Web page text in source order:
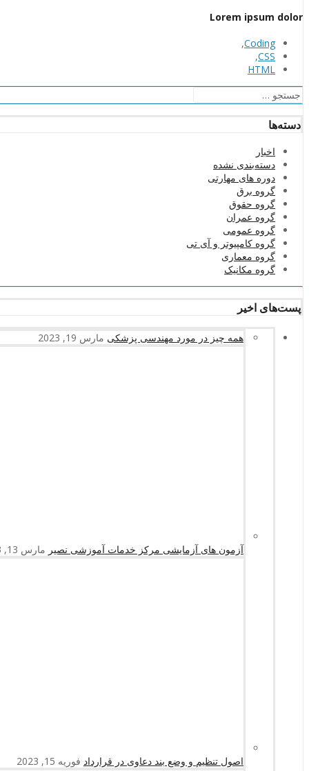
Lorem ipsum dolor
Coding
,
CSS
,
HTML
جستجو
برای:
دسته‌ها
اخبار
دسته‌بندی نشده
دوره های مهارتی
گروه برق
گروه حقوق
گروه عمران
گروه عمومی
گروه کامپیوتر و آی تی
گروه معماری
گروه مکانیک
پست‌های اخیر
همه چیز در مورد مهندسی پزشکی مارس 19, 2023
آزمون های آزمایشی مرکز خدمات آموزشی نصیر مارس 13, 2023
اصول تنظیم و وضع بند دعاوی در قرارداد فوریه 15, 2023